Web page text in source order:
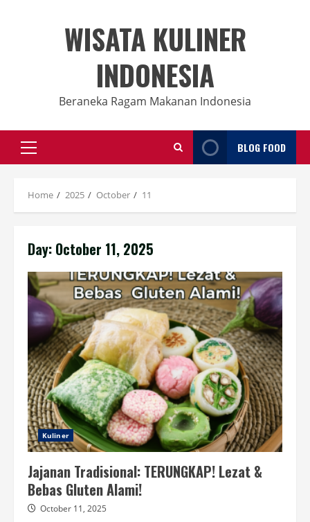
WISATA KULINER
INDONESIA
Beraneka Ragam Makanan Indonesia
Primary
Menu
BLOG FOOD
Home 2025 October 11
Day: October 11, 2025
Kuliner
Jajanan Tradisional: TERUNGKAP! Lezat &
Bebas Gluten Alami!
October 11, 2025